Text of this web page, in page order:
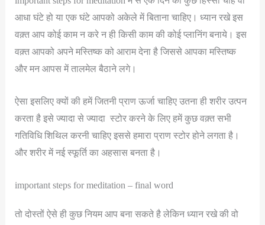
आधा घंटे हो या एक घंटे आपको अकेले में बिताना चाहिए। ध्यान रखे इस
वक़्त आप कोई काम न करे न ही किसी काम की कोई प्लानिंग बनाये। इस
वक़्त आपको अपने मस्तिष्क को आराम देना है जिससे आपका मस्तिष्क
और मन आपस में तालमेल बैठाने लगे।
ऐसा इसलिए क्यों की हमें जितनी प्राण ऊर्जा चाहिए उतना ही शरीर उत्पन
करता है इसे ज्यादा से ज्यादा स्टोर करने के लिए हमें कुछ वक़्त सभी
गतिविधि शिथिल करनी चाहिए इससे हमारा प्राण स्टोर होने लगता है।
और शरीर में नई स्फूर्ति का अहसास बनता है।
important steps for meditation – final word
तो दोस्तों ऐसे ही कुछ नियम आप बना सकते है लेकिन ध्यान रखे की वो